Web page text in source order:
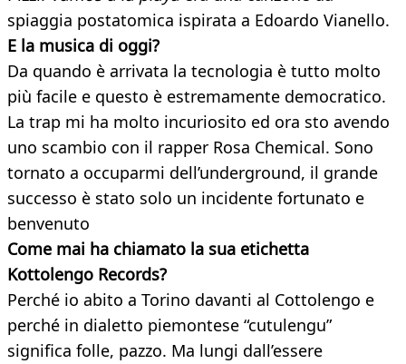
spiaggia postatomica ispirata a Edoardo Vianello.
E la musica di oggi?
Da quando è arrivata la tecnologia è tutto molto
più facile e questo è estremamente democratico.
La trap mi ha molto incuriosito ed ora sto avendo
uno scambio con il rapper Rosa Chemical. Sono
tornato a occuparmi dell’underground, il grande
successo è stato solo un incidente fortunato e
benvenuto
Come mai ha chiamato la sua etichetta
Kottolengo Records?
Perché io abito a Torino davanti al Cottolengo e
perché in dialetto piemontese “cutulengu”
significa folle, pazzo. Ma lungi dall’essere